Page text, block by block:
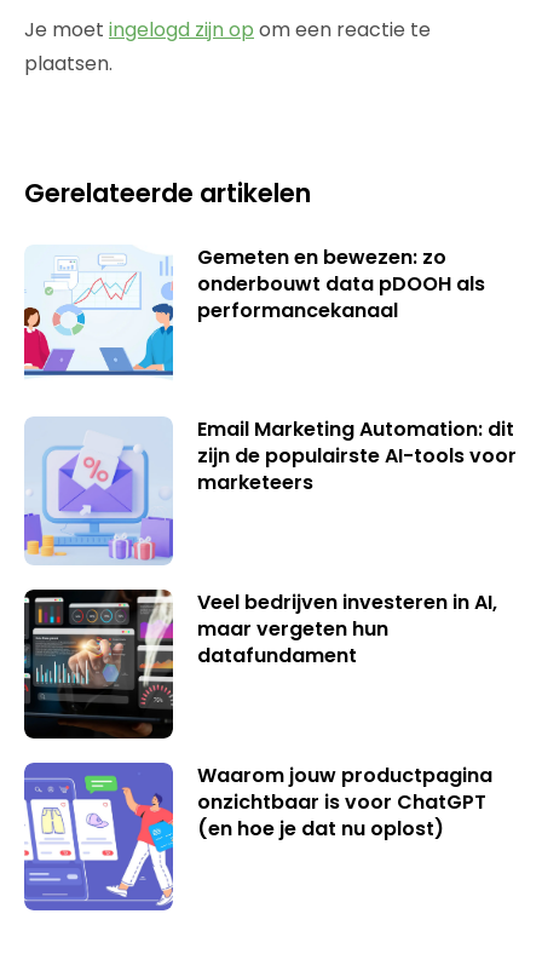
Je moet ingelogd zijn op om een reactie te
plaatsen.
Gerelateerde artikelen
Gemeten en bewezen: zo
onderbouwt data pDOOH als
performancekanaal
Email Marketing Automation: dit
zijn de populairste AI-tools voor
marketeers
Veel bedrijven investeren in AI,
maar vergeten hun
datafundament
Waarom jouw productpagina
onzichtbaar is voor ChatGPT
(en hoe je dat nu oplost)